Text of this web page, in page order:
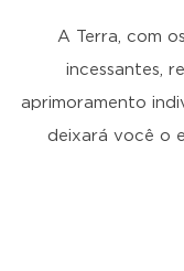
A Terra, com
incessantes,
aprimoramento
deixará você o